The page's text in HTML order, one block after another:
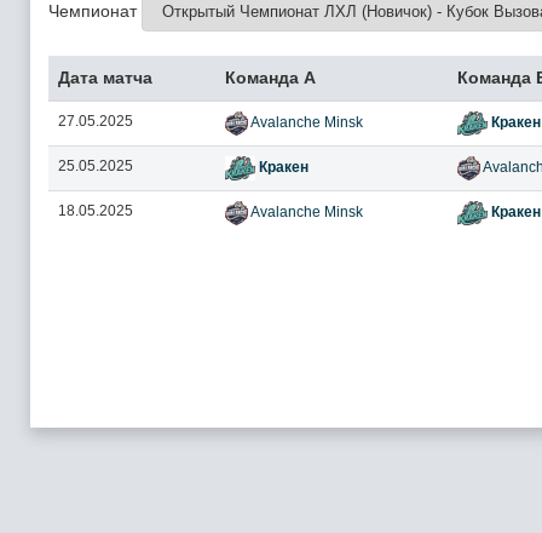
Чемпионат
Дата матча Команда А Команда
27.05.2025 Avalanche Minsk Кракен
25.05.2025 Кракен
18.05.2025 Avalanche Minsk Кракен